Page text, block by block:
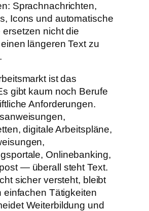
Sprachnachrichten,
Icons und automatische
ersetzen nicht die
längeren Text zu
ist das
gibt kaum noch Berufe
Anforderungen.
digitale Arbeitspläne,
Onlinebanking,
— überall steht Text.
sicher versteht, bleibt
einfachen Tätigkeiten
Weiterbildung und